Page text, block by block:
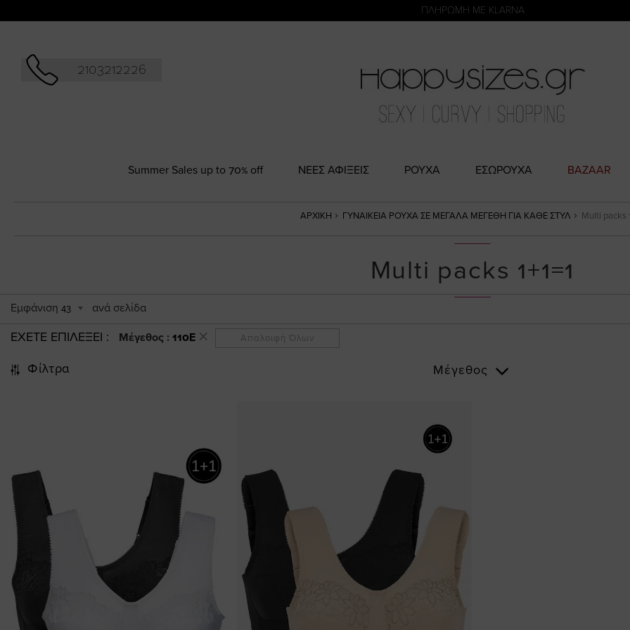
ΠΛΗΡΩΜΗ ΜΕ KLARNA
ΑΜΕΣΗ ΠΑΡΑΔΟΣΗ ΜΕ ACS ΚΑΙ ΓΕΝΙΚΗ ΤΑΧΥΔΡΟΜΙΚΉ
2103212226
Summer Sales up to 70% off NΕΕΣ ΑΦΙΞΕΙΣ ΡΟΥΧΑ ΕΣΩΡΟΥΧΑ BAZAAR
ΑΡΧΙΚΉ ΓΥΝΑΙΚΕΊΑ ΡΟΎΧΑ ΣΕ ΜΕΓΆΛΑ ΜΕΓΈΘΗ ΓΙΑ ΚΆΘΕ ΣΤΥΛ Multi packs
Multi packs 1+1=1
Εμφάνιση 43 ανά σελίδα
ΕΧΕΤΕ ΕΠΙΛΕΞΕΙ Μέγεθος : 110E Απαλοιφή Όλων
Φίλτρα Μέγεθος